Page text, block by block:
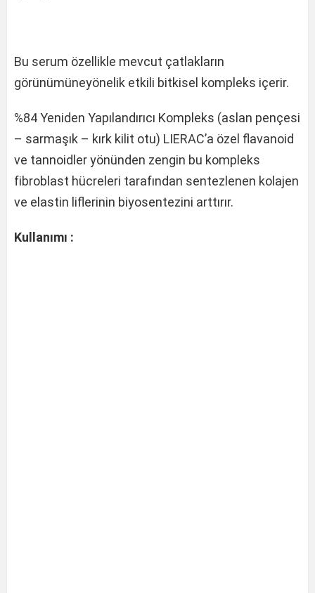
Bu serum özellikle mevcut çatlakların
görünümüneyönelik etkili bitkisel kompleks içerir.
%84 Yeniden Yapılandırıcı Kompleks (aslan pençesi
– sarmaşık – kırk kilit otu) LIERAC’a özel flavanoid
ve tannoidler yönünden zengin bu kompleks
fibroblast hücreleri tarafından sentezlenen kolajen
ve elastin liflerinin biyosentezini arttırır.
Kullanımı :